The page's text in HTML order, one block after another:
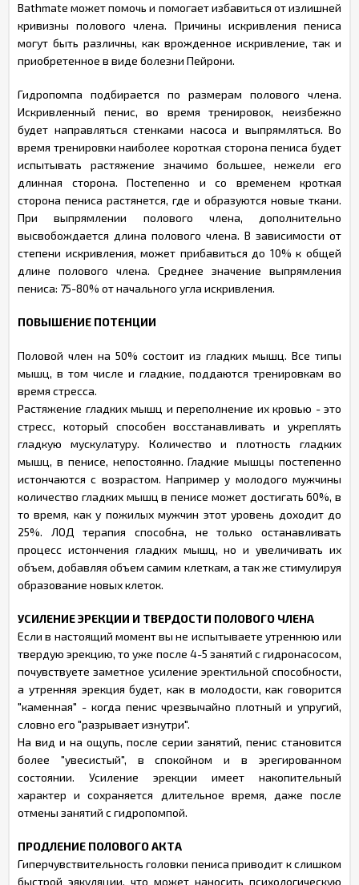
Bathmate может помочь и помогает избавиться от излишней
кривизны полового члена. Причины искривления пениса
могут быть различны, как врожденное искривление, так и
приобретенное в виде болезни Пейрони.
Гидропомпа подбирается по размерам полового члена.
Искривленный пенис, во время тренировок, неизбежно
будет направляться стенками насоса и выпрямляться. Во
время тренировки наиболее короткая сторона пениса будет
испытывать растяжение значимо большее, нежели его
длинная сторона. Постепенно и со временем кроткая
сторона пениса растянется, где и образуются новые ткани.
При выпрямлении полового члена, дополнительно
высвобождается длина полового члена. В зависимости от
степени искривления, может прибавиться до 10% к общей
длине полового члена. Среднее значение выпрямления
пениса: 75-80% от начального угла искривления.
ПОВЫШЕНИЕ ПОТЕНЦИИ
Половой член на 50% состоит из гладких мышц. Все типы
мышц, в том числе и гладкие, поддаются тренировкам во
время стресса.
Растяжение гладких мышц и переполнение их кровью - это
стресс, который способен восстанавливать и укреплять
гладкую мускулатуру. Количество и плотность гладких
мышц, в пенисе, непостоянно. Гладкие мышцы постепенно
истончаются с возрастом. Например у молодого мужчины
количество гладких мышц в пенисе может достигать 60%, в
то время, как у пожилых мужчин этот уровень доходит до
25%. ЛОД терапия способна, не только останавливать
процесс истончения гладких мышц, но и увеличивать их
объем, добавляя объем самим клеткам, а так же стимулируя
образование новых клеток.
УСИЛЕНИЕ ЭРЕКЦИИ И ТВЕРДОСТИ ПОЛОВОГО ЧЛЕНА
Если в настоящий момент вы не испытываете утреннюю или
твердую эрекцию, то уже после 4-5 занятий с гидронасосом,
почувствуете заметное усиление эректильной способности,
а утренняя эрекция будет, как в молодости, как говорится
"каменная" - когда пенис чрезвычайно плотный и упругий,
словно его "разрывает изнутри".
На вид и на ощупь, после серии занятий, пенис становится
более "увесистый", в спокойном и в эрегированном
состоянии. Усиление эрекции имеет накопительный
характер и сохраняется длительное время, даже после
отмены занятий с гидропомпой.
ПРОДЛЕНИЕ ПОЛОВОГО АКТА
Гиперчувствительность головки пениса приводит к слишком
быстрой эякуляции, что может наносить психологическую